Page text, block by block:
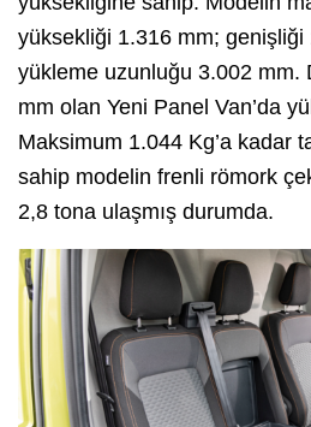
yüksekliği 1.316 mm; genişliği
yükleme uzunluğu 3.002 mm.
mm olan Yeni Panel Van’da
Maksimum 1.044 Kg’a kadar
sahip modelin frenli römork
2,8 tona ulaşmış durumda.